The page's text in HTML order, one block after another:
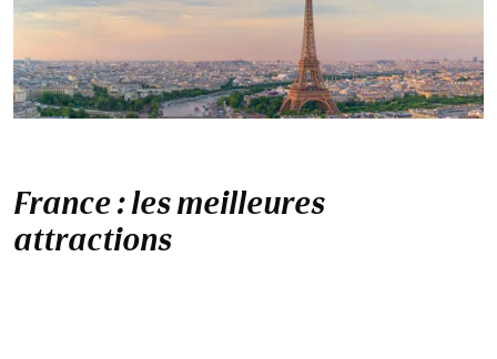
France : les meilleures
attractions